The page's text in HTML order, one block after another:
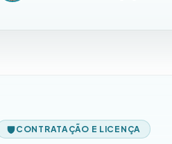
CONTRATAÇÃO E LICENÇA